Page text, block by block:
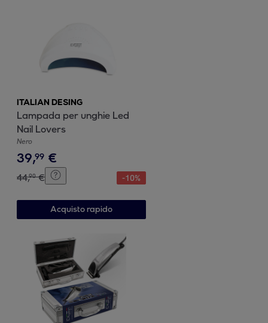
ITALIAN DESING
Lampada per unghie Led
Nail Lovers
Nero
39,99 €
44,90 € -10%
Acquisto rapido